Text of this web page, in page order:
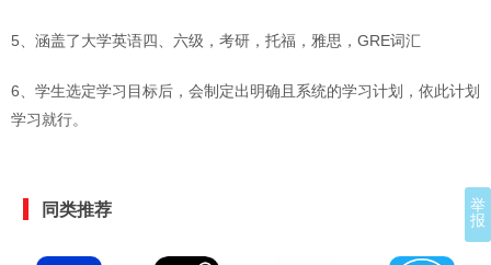
5、涵盖了大学英语四、六级，考研，托福，雅思，GRE词汇
6、学生选定学习目标后，会制定出明确且系统的学习计划，依此计划
学习就行。
同类推荐
举
报